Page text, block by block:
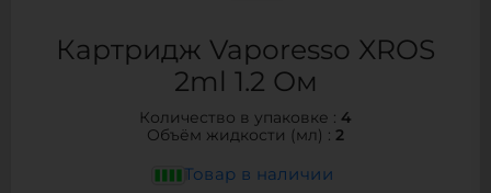
Картридж Vaporesso XROS
2ml 1.2 Ом
Количество в упаковке : 4
Объём жидкости (мл) : 2
Товар в наличии